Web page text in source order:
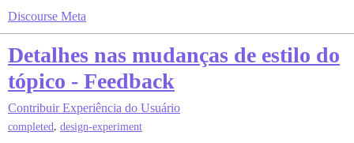
Discourse Meta
Detalhes nas mudanças de estilo do
tópico - Feedback
Contribuir Experiência do Usuário
completed, design-experiment